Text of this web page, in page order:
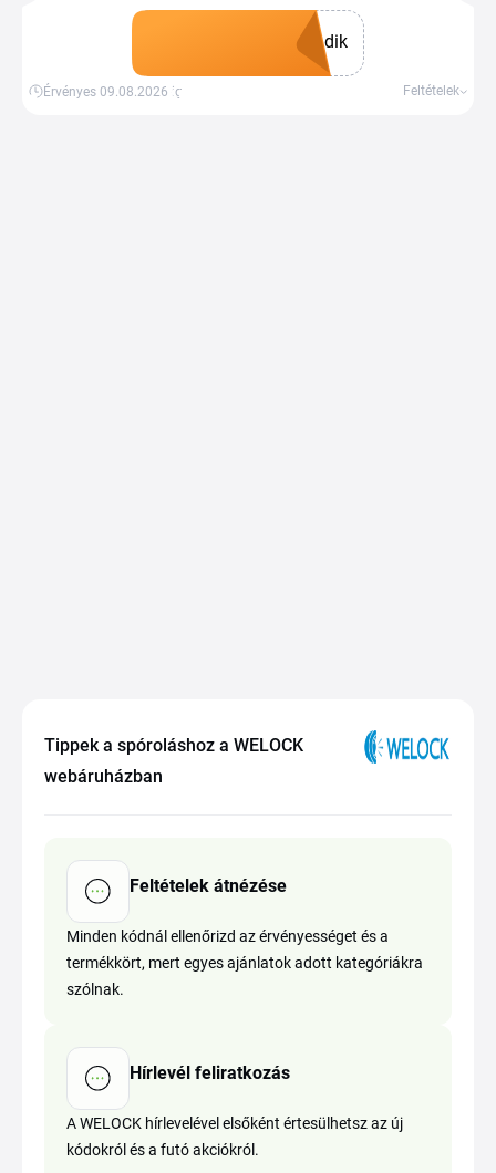
Kupon megszerzése
dik
Érvényes 09.08.2026-ig Feltételek
Tippek a spóroláshoz a WELOCK
webáruházban
Feltételek átnézése
Minden kódnál ellenőrizd az érvényességet és a
termékkört, mert egyes ajánlatok adott kategóriákra
szólnak.
Hírlevél feliratkozás
A WELOCK hírlevelével elsőként értesülhetsz az új
kódokról és a futó akciókról.